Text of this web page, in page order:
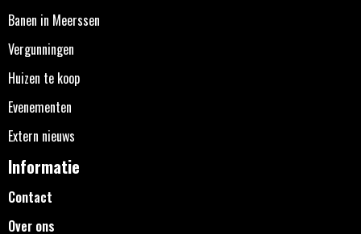
Banen in Meerssen
Vergunningen
Huizen te koop
Evenementen
Extern nieuws
Informatie
Contact
Over ons